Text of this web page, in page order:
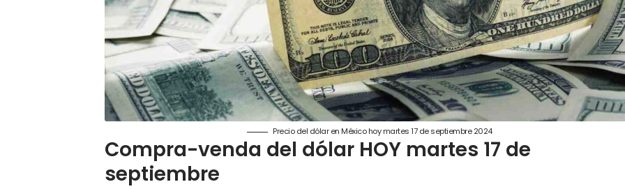
Precio del dólar en México hoy martes 17 de septiembre 2024
Compra-venda del dólar HOY martes 17 de
septiembre